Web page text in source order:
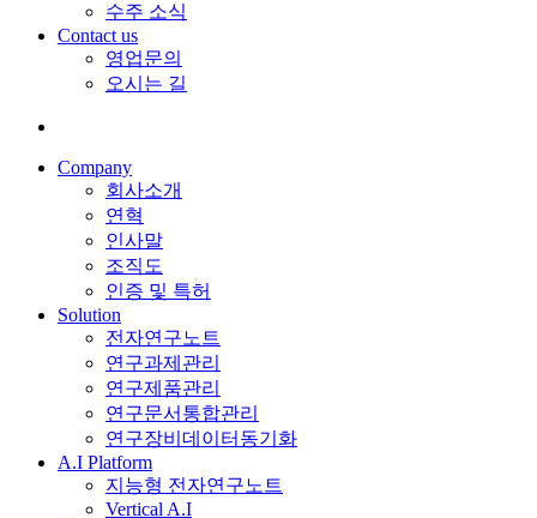
수주 소식
Contact us
영업문의
오시는 길
Company
회사소개
연혁
인사말
조직도
인증 및 특허
Solution
전자연구노트
연구과제관리
연구제품관리
연구문서통합관리
연구장비데이터동기화
A.I Platform
지능형 전자연구노트
Vertical A.I